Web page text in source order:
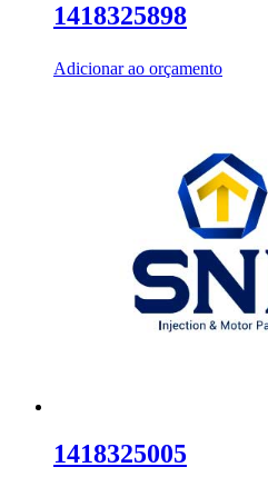
1418325898
Adicionar ao orçamento
1418325005